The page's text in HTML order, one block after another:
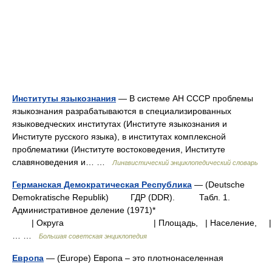
Институты языкознания — В системе АН СССР проблемы
языкознания разрабатываются в специализированных
языковедческих институтах (Институте языкознания и
Институте русского языка), в институтах комплексной
проблематики (Институте востоковедения, Институте
славяноведения и… …
Лингвистический энциклопедический словарь
Германская Демократическая Республика — (Deutsche
Demokratische Republik) ГДР (DDR). Табл. 1.
Административное деление (1971)*
| Округа | Площадь, |
Большая советская энциклопедия
Европа — (Europe) Европа – это плотнонаселенная